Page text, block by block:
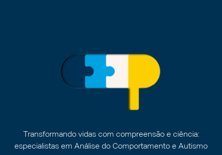
Transformando vidas com compreensão e ciência:
especialistas em Análise do Comportamento e Autismo